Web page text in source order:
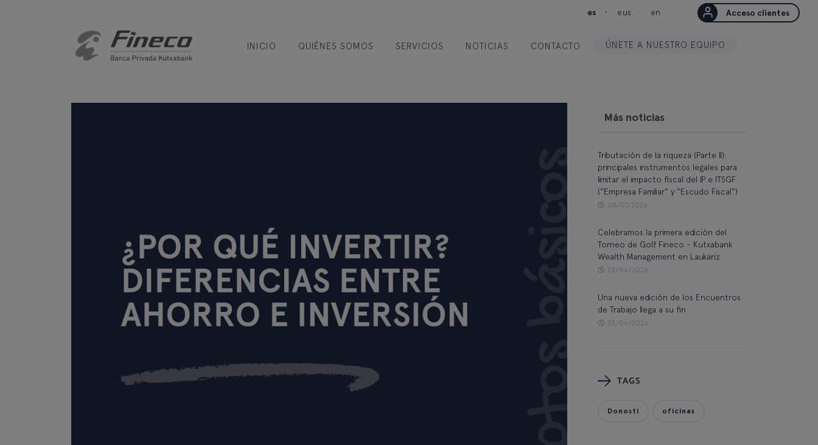
es eus en Acceso clientes
INICIO QUIÉNES SOMOS SERVICIOS NOTICIAS CONTACTO ÚNETE A NUESTRO EQUIPO
Más noticias
Tributación de la riqueza (Parte II):
principales instrumentos legales para
limitar el impacto fiscal del IP e ITSGF
("Empresa Familiar" y "Escudo Fiscal")
08/07/2026
Celebramos la primera edición del
Torneo de Golf Fineco - Kutxabank
Wealth Management en Laukariz
23/06/2026
Una nueva edición de los Encuentros
de Trabajo llega a su fin
23/06/2026
TAGS
Donosti oficinas